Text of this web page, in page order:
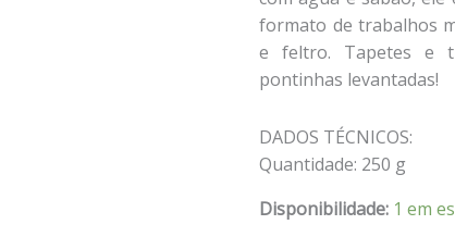
formato de trabalhos
e feltro. Tapetes e
pontinhas levantadas!
DADOS TÉCNICOS:
Quantidade: 250 g
Disponibilidade: 1 em